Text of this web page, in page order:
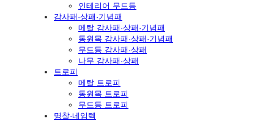
인테리어 무드등
감사패·상패·기념패
메탈 감사패·상패·기념패
통원목 감사패·상패·기념패
무드등 감사패·상패
나무 감사패·상패
트로피
메탈 트로피
통원목 트로피
무드등 트로피
명찰·네임텍